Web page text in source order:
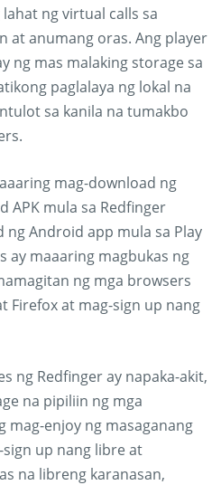
ng virtual calls sa
at anumang oras. Ang player
ng mas malaking storage sa
paglalaya ng lokal na
sa kanila na tumakbo
mag-download ng
APK mula sa Redfinger
Android app mula sa Play
ay maaaring magbukas ng
ng mga browsers
Firefox at mag-sign up nang
ng Redfinger ay napaka-akit,
na pipiliin ng mga
mag-enjoy ng masaganang
up nang libre at
na libreng karanasan,